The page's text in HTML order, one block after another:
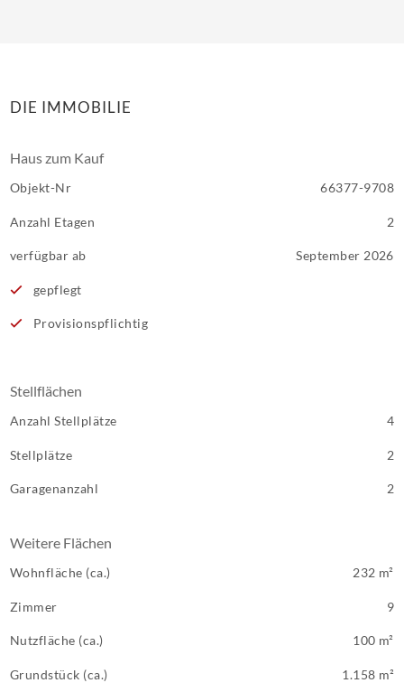
DIE IMMOBILIE
Haus zum Kauf
Objekt-Nr 66377-9708
Anzahl Etagen 2
verfügbar ab September 2026
gepflegt
Provisionspflichtig
Stellflächen
Anzahl Stellplätze 4
Stellplätze 2
Garagenanzahl 2
Weitere Flächen
Wohnfläche (ca.) 232 m²
Zimmer 9
Nutzfläche (ca.) 100 m²
Grundstück (ca.) 1.158 m²